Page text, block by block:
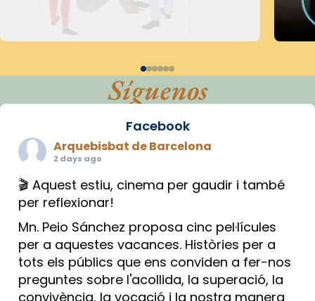
Síguenos
Facebook
Arquebisbat de Barcelona
2 days ago
🎬 Aquest estiu, cinema per gaudir i també
per reflexionar!
Mn. Peio Sánchez proposa cinc pel·lícules
per a aquestes vacances. Històries per a
tots els públics que ens conviden a fer-nos
preguntes sobre l'acollida, la superació, la
convivència, la vocació i la nostra manera